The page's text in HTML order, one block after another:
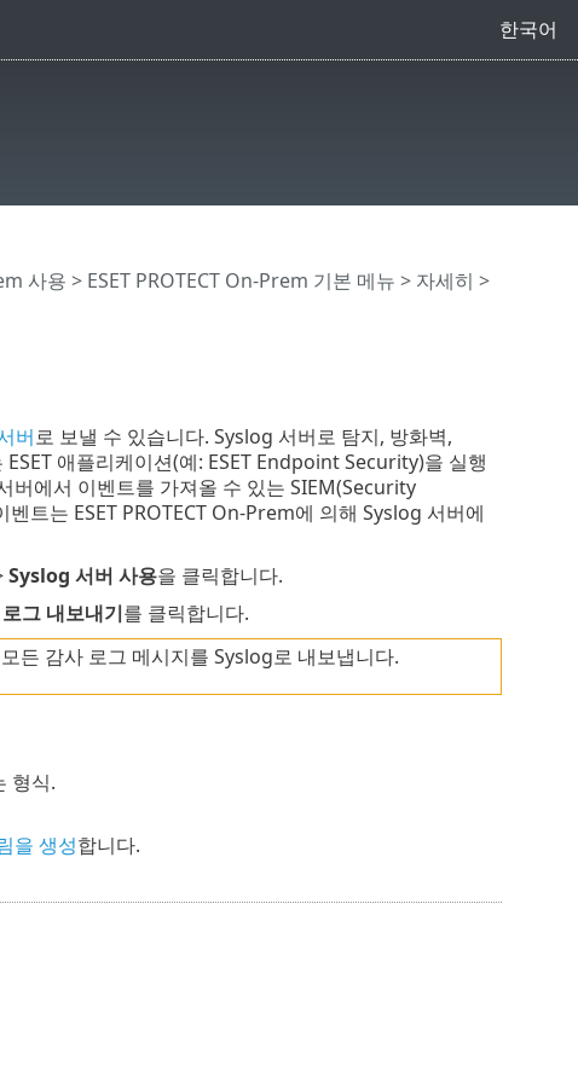
한국어
사용 > ESET PROTECT On-Prem 기본 메뉴 > 자세히 >
버로 보낼 수 있습니다. Syslog 서버로 탐지, 방화벽,
애플리케이션(예: ESET Endpoint Security)을 실행
버에서 이벤트를 가져올 수 있는 SIEM(Security
는 ESET PROTECT On-Prem에 의해 Syslog 서버에
Syslog 서버 사용을 클릭합니다.
그 내보내기를 클릭합니다.
든 감사 로그 메시지를 Syslog로 내보냅니다.
형식.
을 생성합니다.